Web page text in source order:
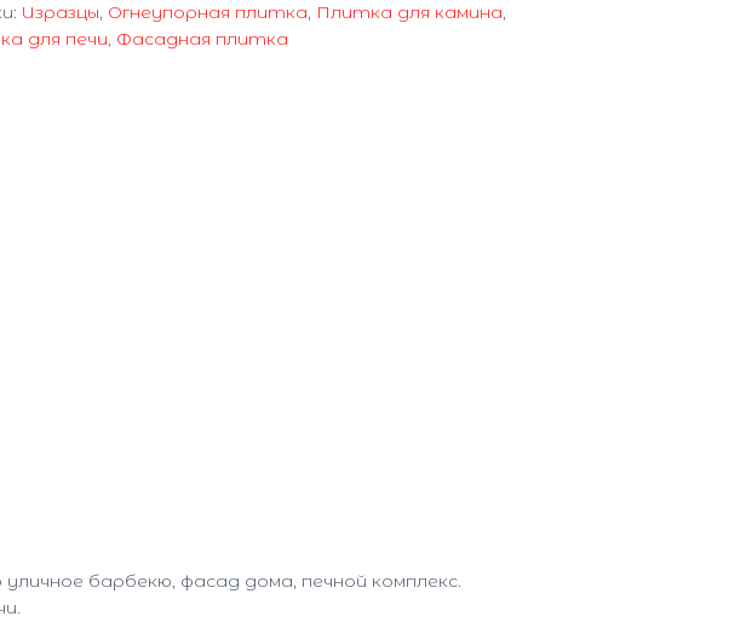
Изразцы, Огнеупорная плитка, Плитка для камина,
для печи, Фасадная плитка
барбекю, фасад дома, печной комплекс.